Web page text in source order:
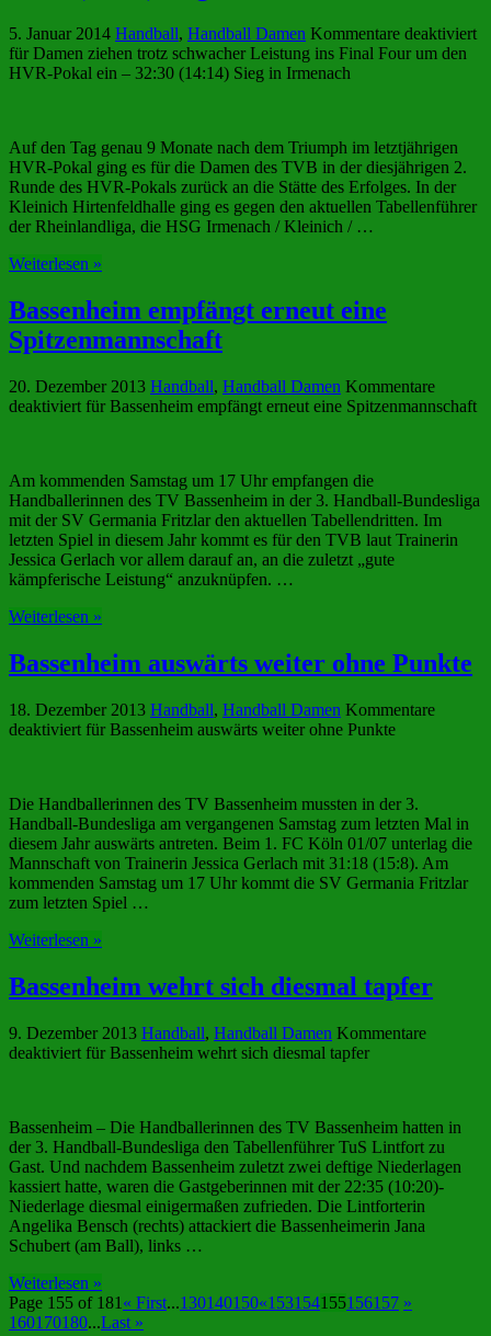
5. Januar 2014 Handball, Handball Damen Kommentare deaktiviert
für Damen ziehen trotz schwacher Leistung ins Final Four um den
HVR-Pokal ein – 32:30 (14:14) Sieg in Irmenach
Auf den Tag genau 9 Monate nach dem Triumph im letztjährigen
HVR-Pokal ging es für die Damen des TVB in der diesjährigen 2.
Runde des HVR-Pokals zurück an die Stätte des Erfolges. In der
Kleinich Hirtenfeldhalle ging es gegen den aktuellen Tabellenführer
der Rheinlandliga, die HSG Irmenach / Kleinich / …
Weiterlesen »
Bassenheim empfängt erneut eine
Spitzenmannschaft
20. Dezember 2013 Handball, Handball Damen Kommentare
deaktiviert für Bassenheim empfängt erneut eine Spitzenmannschaft
Am kommenden Samstag um 17 Uhr empfangen die
Handballerinnen des TV Bassenheim in der 3. Handball-Bundesliga
mit der SV Germania Fritzlar den aktuellen Tabellendritten. Im
letzten Spiel in diesem Jahr kommt es für den TVB laut Trainerin
Jessica Gerlach vor allem darauf an, an die zuletzt „gute
kämpferische Leistung“ anzuknüpfen. …
Weiterlesen »
Bassenheim auswärts weiter ohne Punkte
18. Dezember 2013 Handball, Handball Damen Kommentare
deaktiviert für Bassenheim auswärts weiter ohne Punkte
Die Handballerinnen des TV Bassenheim mussten in der 3.
Handball-Bundesliga am vergangenen Samstag zum letzten Mal in
diesem Jahr auswärts antreten. Beim 1. FC Köln 01/07 unterlag die
Mannschaft von Trainerin Jessica Gerlach mit 31:18 (15:8). Am
kommenden Samstag um 17 Uhr kommt die SV Germania Fritzlar
zum letzten Spiel …
Weiterlesen »
Bassenheim wehrt sich diesmal tapfer
9. Dezember 2013 Handball, Handball Damen Kommentare
deaktiviert für Bassenheim wehrt sich diesmal tapfer
Bassenheim – Die Handballerinnen des TV Bassenheim hatten in
der 3. Handball-Bundesliga den Tabellenführer TuS Lintfort zu
Gast. Und nachdem Bassenheim zuletzt zwei deftige Niederlagen
kassiert hatte, waren die Gastgeberinnen mit der 22:35 (10:20)-
Niederlage diesmal einigermaßen zufrieden. Die Lintforterin
Angelika Bensch (rechts) attackiert die Bassenheimerin Jana
Schubert (am Ball), links …
Weiterlesen »
Page 155 of 181 « First...130140150«153154155156157 »
160170180...Last »